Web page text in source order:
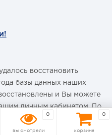
восстановить
базы данных наших
и Вы можете
личным кабинетом. По
дарим каждому нашему
на покупку умной
0
вы смотрели
0
корзина